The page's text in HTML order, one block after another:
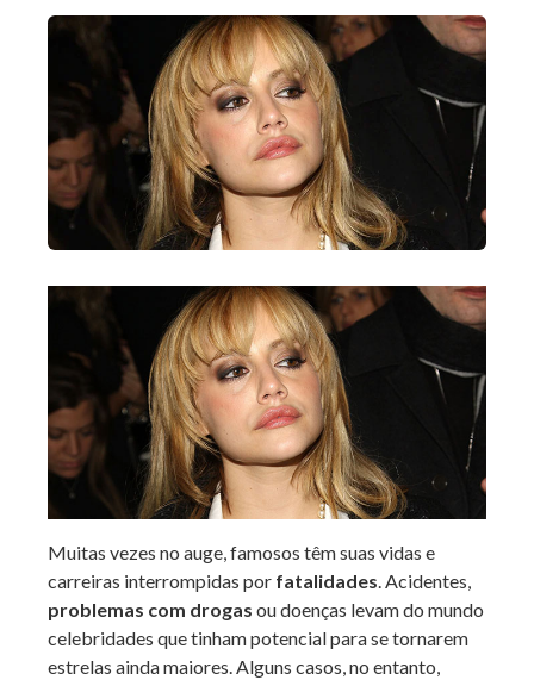
Muitas vezes no auge, famosos têm suas vidas e
carreiras interrompidas por fatalidades. Acidentes,
problemas com drogas ou doenças levam do mundo
celebridades que tinham potencial para se tornarem
estrelas ainda maiores. Alguns casos, no entanto,